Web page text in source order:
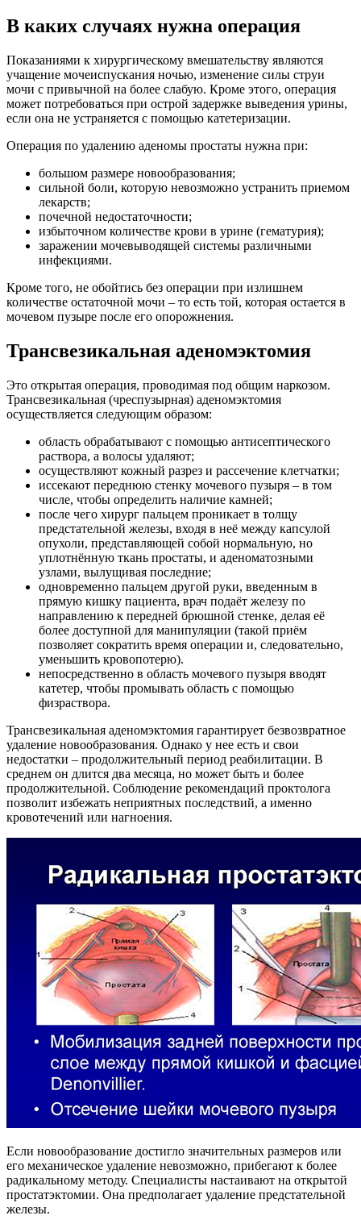
В каких случаях нужна операция
Показаниями к хирургическому вмешательству являются
учащение мочеиспускания ночью, изменение силы струи
мочи с привычной на более слабую. Кроме этого, операция
может потребоваться при острой задержке выведения урины,
если она не устраняется с помощью катетеризации.
Операция по удалению аденомы простаты нужна при:
большом размере новообразования;
сильной боли, которую невозможно устранить приемом
лекарств;
почечной недостаточности;
избыточном количестве крови в урине (гематурия);
заражении мочевыводящей системы различными
инфекциями.
Кроме того, не обойтись без операции при излишнем
количестве остаточной мочи – то есть той, которая остается в
мочевом пузыре после его опорожнения.
Трансвезикальная аденомэктомия
Это открытая операция, проводимая под общим наркозом.
Трансвезикальная (чреспузырная) аденомэктомия
осуществляется следующим образом:
область обрабатывают с помощью антисептического
раствора, а волосы удаляют;
осуществляют кожный разрез и рассечение клетчатки;
иссекают переднюю стенку мочевого пузыря – в том
числе, чтобы определить наличие камней;
после чего хирург пальцем проникает в толщу
предстательной железы, входя в неё между капсулой
опухоли, представляющей собой нормальную, но
уплотнённую ткань простаты, и аденоматозными
узлами, вылущивая последние;
одновременно пальцем другой руки, введенным в
прямую кишку пациента, врач подаёт железу по
направлению к передней брюшной стенке, делая её
более доступной для манипуляции (такой приём
позволяет сократить время операции и, следовательно,
уменьшить кровопотерю).
непосредственно в область мочевого пузыря вводят
катетер, чтобы промывать область с помощью
физраствора.
Трансвезикальная аденомэктомия гарантирует безвозвратное
удаление новообразования. Однако у нее есть и свои
недостатки – продолжительный период реабилитации. В
среднем он длится два месяца, но может быть и более
продолжительной. Соблюдение рекомендаций проктолога
позволит избежать неприятных последствий, а именно
кровотечений или нагноения.
Если новообразование достигло значительных размеров или
его механическое удаление невозможно, прибегают к более
радикальному методу. Специалисты настаивают на открытой
простатэктомии. Она предполагает удаление предстательной
железы.